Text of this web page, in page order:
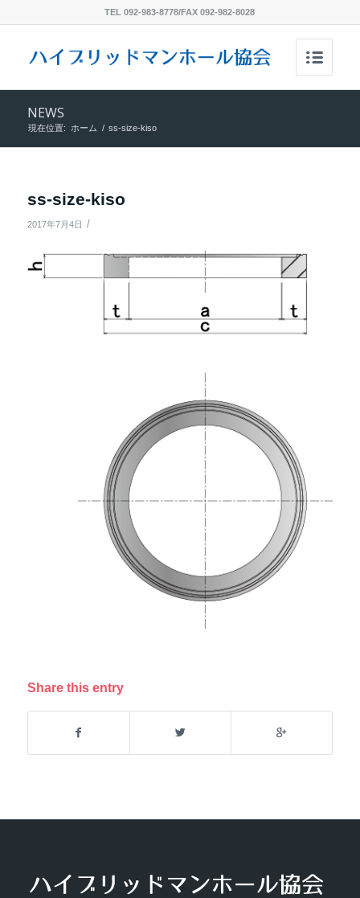
TEL 092-983-8778/FAX 092-982-8028
NEWS
現在位置: ホーム / ss-size-kiso
ss-size-kiso
2017年7月4日 /
Share this entry